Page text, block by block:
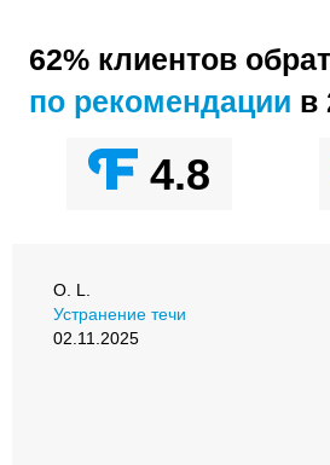
62% клиентов
по рекомендации в
4.8
О. L.
Устранение течи
02.11.2025